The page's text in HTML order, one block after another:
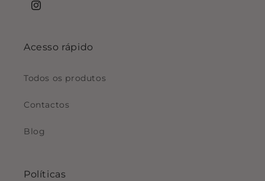
Instagram
Acesso rápido
Todos os produtos
Contactos
Blog
Políticas